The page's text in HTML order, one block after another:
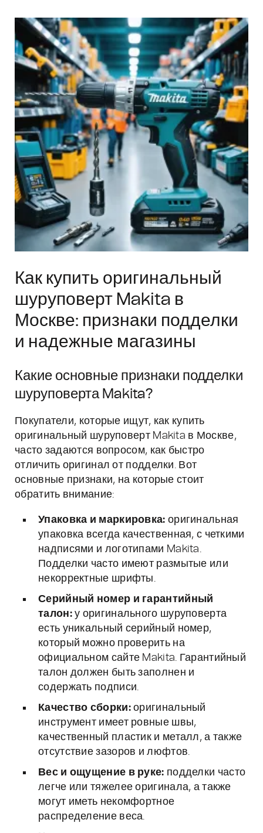
Как купить оригинальный
шуруповерт Makita в
Москве: признаки подделки
и надежные магазины
Какие основные признаки подделки
шуруповерта Makita?
Покупатели, которые ищут, как купить
оригинальный шуруповерт Makita в Москве,
часто задаются вопросом, как быстро
отличить оригинал от подделки. Вот
основные признаки, на которые стоит
обратить внимание:
Упаковка и маркировка: оригинальная
упаковка всегда качественная, с четкими
надписями и логотипами Makita.
Подделки часто имеют размытые или
некорректные шрифты.
Серийный номер и гарантийный
талон:у оригинального шуруповерта
есть уникальный серийный номер,
который можно проверить на
официальном сайте Makita. Гарантийный
талон должен быть заполнен и
содержать подписи.
Качество сборки:оригинальный
инструмент имеет ровные швы,
качественный пластик и металл, а также
отсутствие зазоров и люфтов.
Вес и ощущение в руке: подделки часто
легче или тяжелее оригинала, а также
могут иметь некомфортное
распределение веса.